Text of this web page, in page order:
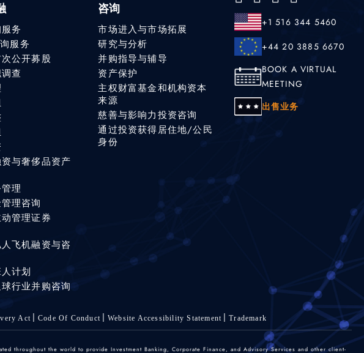
务
服务
公开募股
查
与奢侈品资产
理
理咨询
管理证券
飞机融资与咨
计划
行业并购咨询
咨询
市场进入与市场拓展
研究与分析
并购指导与辅导
资产保护
主权财富基金和机构资本
来源
慈善与影响力投资咨询
通过投资获得居住地/公民
身份
+1 516 344 5460
+44 20 3885 6670
BOOK A VIRTUAL
MEETING
出售业务
Act Code Of Conduct Website Accessibility Statement Trademark
throughout the world to provide Investment Banking, Corporate Finance, and Advisory Services and other client-